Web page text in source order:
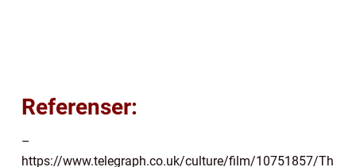
Referenser:
–
https://www.telegraph.co.uk/culture/film/10751857/Th